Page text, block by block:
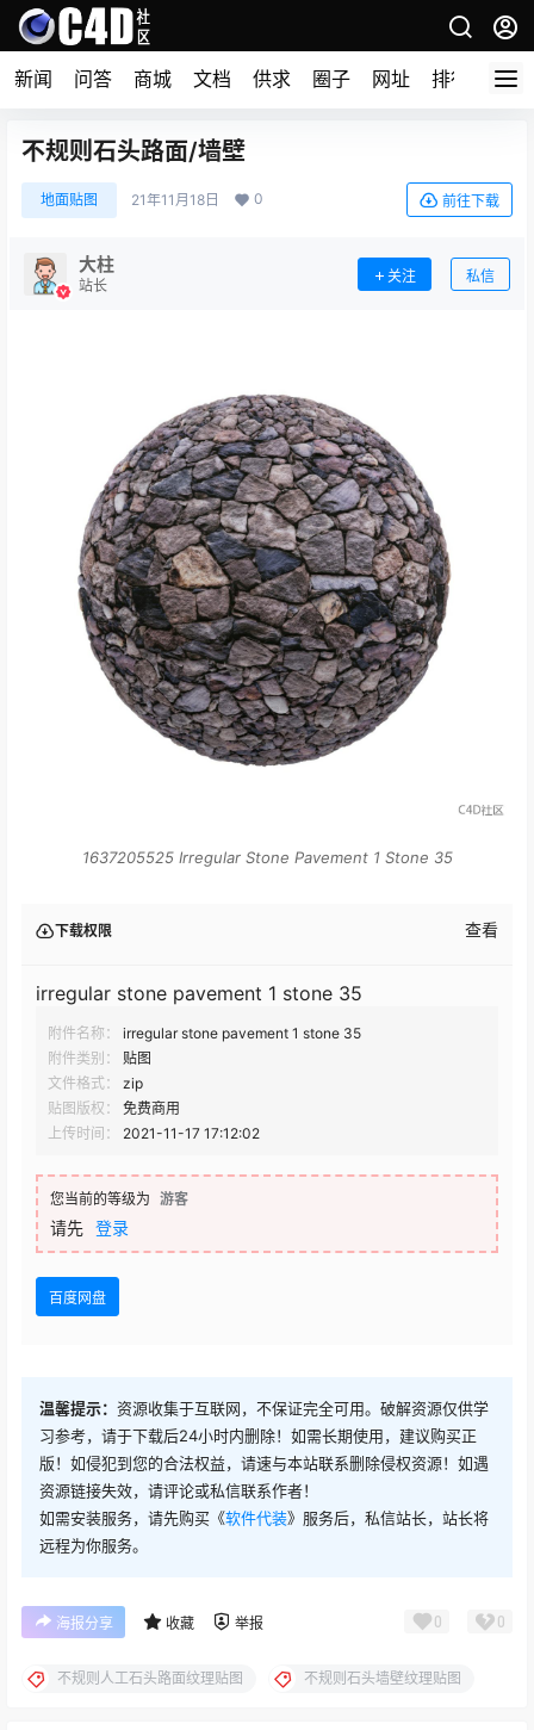
新闻 问答 商城 文档 供求 圈子 网址 排行榜
​不规则石头路面/墙壁
地面贴图 21年11月18日 0 前往下载
大柱
站长
关注 私信
1637205525 Irregular Stone Pavement 1 Stone 35
下载权限 查看
​irregular stone pavement 1 stone 35
附件名称：
​irregular stone pavement 1 stone 35
附件类别：
贴图
文件格式：
zip
贴图版权：
免费商用
上传时间：
2021-11-17 17:12:02
您当前的等级为 游客
请先 登录
百度网盘
温馨提示： 资源收集于互联网，不保证完全可用。破解资源仅供学
习参考，请于下载后24小时内删除！如需长期使用，建议购买正
版！如侵犯到您的合法权益，请速与本站联系删除侵权资源！如遇
资源链接失效，请评论或私信联系作者！
如需安装服务，请先购买《软件代装》服务后，私信站长，站长将
远程为你服务。
海报分享 收藏 举报 0 0
不规则人工石头路面纹理贴图 不规则石头墙壁纹理贴图